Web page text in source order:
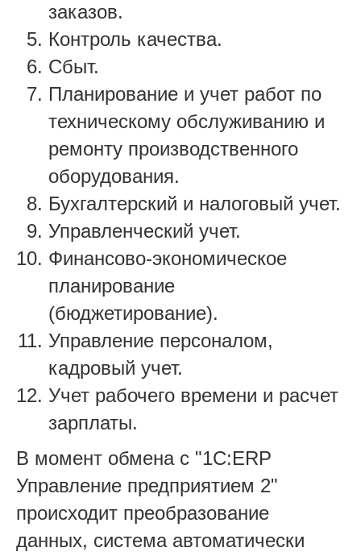
заказов.
Контроль качества.
Сбыт.
Планирование и учет работ по
техническому обслуживанию и
ремонту производственного
оборудования.
Бухгалтерский и налоговый учет.
Управленческий учет.
Финансово-экономическое
планирование
(бюджетирование).
Управление персоналом,
кадровый учет.
Учет рабочего времени и расчет
зарплаты.
В момент обмена с "1С:ERP
Управление предприятием 2"
происходит преобразование
данных, система автоматически